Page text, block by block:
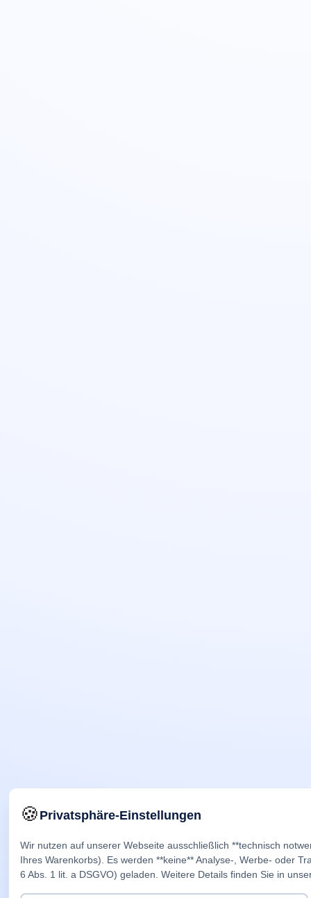
🍪Privatsphäre-Einstellungen
Wir nutzen auf unserer Webseite ausschließlich **technisch
Ihres Warenkorbs). Es werden **keine** Analyse-, Werbe- oder
6 Abs. 1 lit. a DSGVO) geladen. Weitere Details finden Sie in